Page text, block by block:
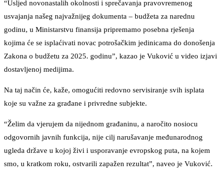
“Usljed novonastalih okolnosti i sprečavanja pravovremenog
usvajanja našeg najvažnijeg dokumenta – budžeta za narednu
godinu, u Ministarstvu finansija pripremamo posebna rješenja
kojima će se isplaćivati novac potrošačkim jedinicama do donošenja
Zakona o budžetu za 2025. godinu”, kazao je Vuković u video izjavi
dostavljenoj medijima.
Na taj način će, kaže, omogućiti redovno servisiranje svih isplata
koje su važne za građane i privredne subjekte.
“Želim da vjerujem da nijednom građaninu, a naročito nosiocu
odgovornih javnih funkcija, nije cilj narušavanje međunarodnog
ugleda države u kojoj živi i usporavanje evropskog puta, na kojem
smo, u kratkom roku, ostvarili zapažen rezultat”, naveo je Vuković.